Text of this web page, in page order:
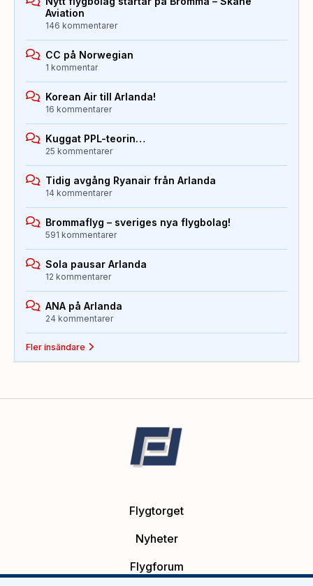
Aviation
146 kommentarer
CC på Norwegian
1 kommentar
Korean Air till Arlanda!
16 kommentarer
Kuggat PPL-teorin…
25 kommentarer
Tidig avgång Ryanair från Arlanda
14 kommentarer
Brommaflyg – sveriges nya flygbolag!
591 kommentarer
Sola pausar Arlanda
12 kommentarer
ANA på Arlanda
24 kommentarer
Fler insändare
Flygtorget
Nyheter
Flygforum